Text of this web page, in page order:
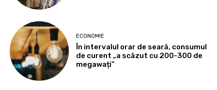
ECONOMIE
În intervalul orar de seară, consumul
de curent „a scăzut cu 200-300 de
megawați”